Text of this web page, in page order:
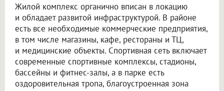
Жилой комплекс органично вписан в локацию
и обладает развитой инфраструктурой. В районе
есть все необходимые коммерческие предприятия,
в том числе магазины, кафе, рестораны и ТЦ,
и медицинские объекты. Спортивная сеть включает
современные спортивные комплексы, стадионы,
бассейны и фитнес-залы, а в парке есть
оздоровительная тропа, благоустроенная зона